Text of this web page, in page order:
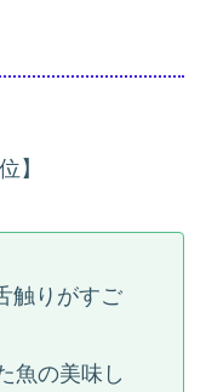
】
触りがすご
魚の美味し